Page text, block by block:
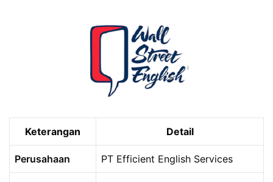
Keterangan Detail
Perusahaan PT Efficient English Services